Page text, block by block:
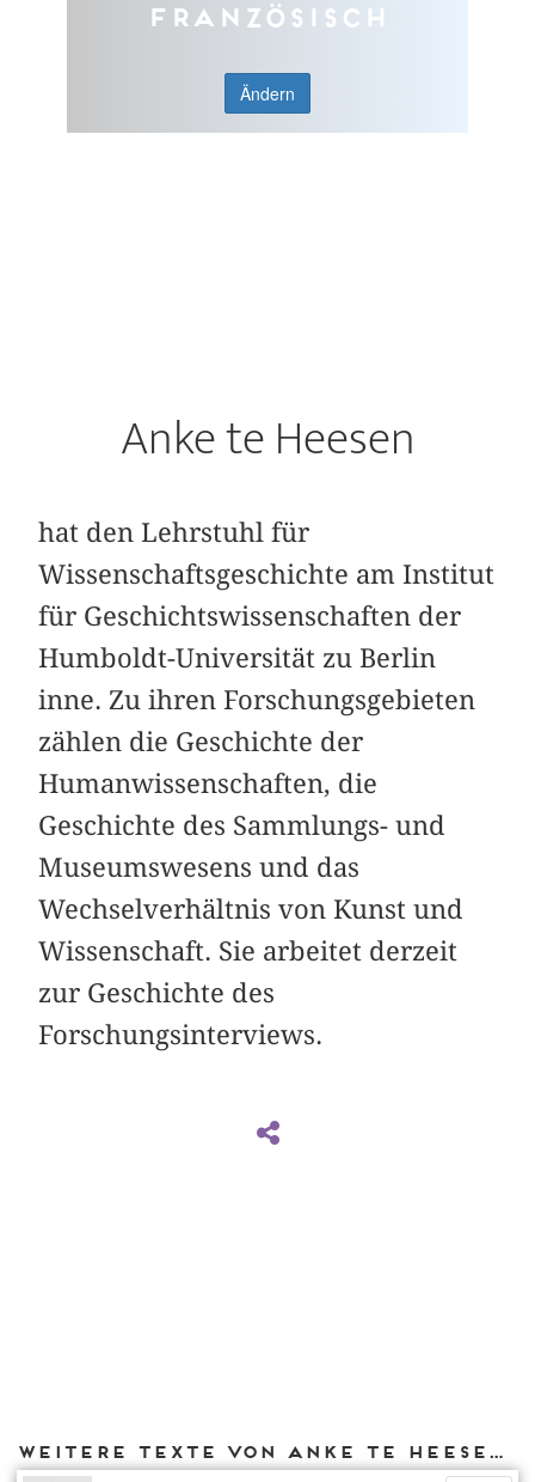
Französisch
Ändern
Anke te Heesen
hat den Lehrstuhl für
Wissenschaftsgeschichte am Institut
für Geschichtswissenschaften der
Humboldt-Universität zu Berlin
inne. Zu ihren Forschungsgebieten
zählen die Geschichte der
Humanwissenschaften, die
Geschichte des Sammlungs- und
Museumswesens und das
Wechselverhältnis von Kunst und
Wissenschaft. Sie arbeitet derzeit
zur Geschichte des
Forschungsinterviews.
Weitere Texte von Anke te Heesen bei DIAPHANES